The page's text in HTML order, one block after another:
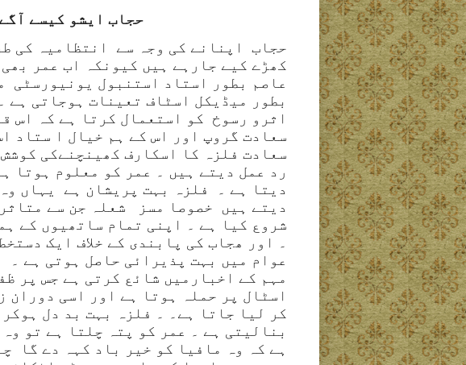
حجاب ایشو کیسے
حجاب اپنانے کی وجہ سے انتظامیہ کی
کھڑے کیے جارہے ہیں کیونکہ اب عمر بھی
عاصم بطور استاد استنبول
بطور میڈیکل اسٹاف تعینات ہوجاتی
اثرو رسوخ کو استعمال کرتا ہے کہ اس
سعادت گروپ اور اس کے ہم خیال ا ستاد
سعادت فلزہ کا اسکارف کھینچنےکی
رد عمل دیتے ہیں ۔ عمر کو معلوم ہوتا
دیتا ہے ۔ فلزہ بہت پریشان ہے یہاں
دیتے ہیں خصوصا مسز شعلہ جن سے
شروع کیا ہے ۔ اپنی تمام ساتھیوں کے
۔ اور ھجاب کی پابندی کے خلاف ایک
عوام میں بہت پذیرائی حاصل ہوتی ہے
مہم کے اخبارمیں شائع کرتی ہے جس پر
اسٹال پر حملہ ہوتا ہے اور اسی دوران
کر لیا جاتا ہے۔ ۔ فلزہ بہت بد دل
بنالیتی ہے ۔ عمر کو پتہ چلتا ہے تو
ہے کہ وہ مافیا کو خیر باد کہہ دے گا